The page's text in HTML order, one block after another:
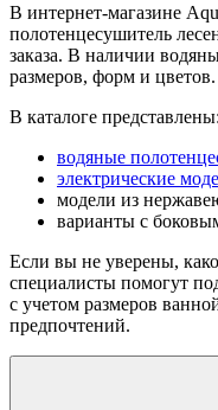
В интернет-магазине
полотенцесушитель
заказа. В наличии
размеров, форм и цветов.
В каталоге представлены:
водяные
электрические
модели из
варианты с
Если вы не уверены,
специалисты помогут
с учетом размеров
предпочтений.